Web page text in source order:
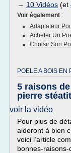
→ 10 Vidéos (et
Voir également :
Adaptateur
Acheter Un
Choisir Son
POELE A BOIS EN
5 raisons
pierre
voir la vidéo
Pour plus de
aideront à bien
voici l’article
bonnes-